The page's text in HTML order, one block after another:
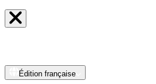
Édition française